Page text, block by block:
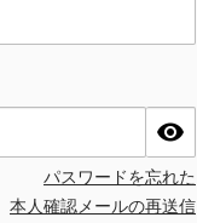
パスワードを忘れた
本人確認メールの再送信